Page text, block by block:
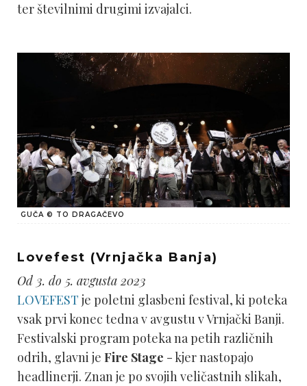
ter številnimi drugimi izvajalci.
GUČA © TO DRAGAČEVO
Lovefest (Vrnjačka Banja)
Od 3. do 5. avgusta 2023
LOVEFEST je poletni glasbeni festival, ki poteka
vsak prvi konec tedna v avgustu v Vrnjački Banji.
Festivalski program poteka na petih različnih
odrih, glavni je Fire Stage - kjer nastopajo
headlinerji. Znan je po svojih veličastnih slikah,